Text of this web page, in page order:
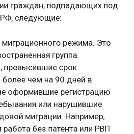
граждан, подпадающих под
РФ, следующие:
режима. Это
группа:
превысившие срок
чем на 90 дней в
оформившие регистрацию
или нарушившие
миграции. Например,
работа без патента или РВП